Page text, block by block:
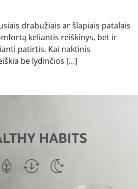
drabužiais ar šlapiais patalais
keliantis reiškinys, bet ir
patirtis. Kai naktinis
be lydinčios […]